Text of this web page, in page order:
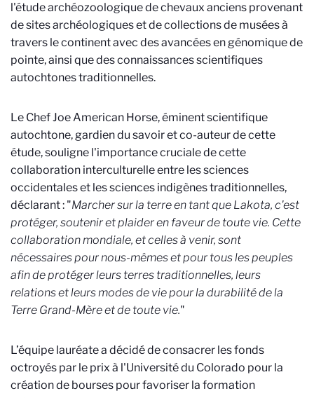
l'étude archéozoologique de chevaux anciens provenant
de sites archéologiques et de collections de musées à
travers le continent avec des avancées en génomique de
pointe, ainsi que des connaissances scientifiques
autochtones traditionnelles.
Le Chef Joe American Horse, éminent scientifique
autochtone, gardien du savoir et co-auteur de cette
étude, souligne l'importance cruciale de cette
collaboration interculturelle entre les sciences
occidentales et les sciences indigènes traditionnelles,
déclarant : "Marcher sur la terre en tant que Lakota, c'est
protéger, soutenir et plaider en faveur de toute vie. Cette
collaboration mondiale, et celles à venir, sont
nécessaires pour nous-mêmes et pour tous les peuples
afin de protéger leurs terres traditionnelles, leurs
relations et leurs modes de vie pour la durabilité de la
Terre Grand-Mère et de toute vie."
L’équipe lauréate a décidé de consacrer les fonds
octroyés par le prix à l'Université du Colorado pour la
création de bourses pour favoriser la formation